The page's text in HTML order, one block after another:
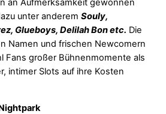
an Aufmerksamkeit gewonnen
unter anderem Souly,
Glueboys, Delilah Bon etc. Die
Namen und frischen Newcomern
Fans großer Bühnenmomente als
intimer Slots auf ihre Kosten